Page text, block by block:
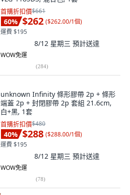
首購折扣價$661
60% $262 ($262.00/1個)
運費 $195
8/12 星期三 預計送達
WOW免運
(284)
unknown Infinity 條形膠帶 2p + 條形
端蓋 2p + 封閉膠帶 2p 套組 21.6cm,
白+黑, 1套
首購折扣價$480
40% $288 ($288.00/1個)
運費 $195
8/12 星期三 預計送達
WOW免運
(78)